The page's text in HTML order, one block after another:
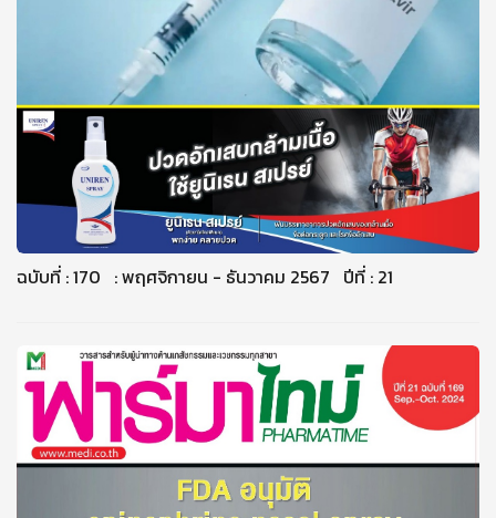
ฉบับที่ : 170 : พฤศจิกายน - ธันวาคม 2567 ปีที่ : 21